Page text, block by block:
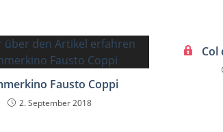
Fausto Coppi
2. September 2018
Col